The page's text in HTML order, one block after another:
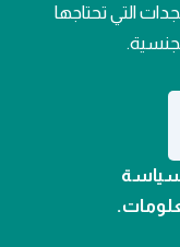
التي تحتاجها
سياسة